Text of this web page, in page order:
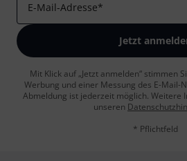
E-Mail-Adresse*
Jetzt
Mit Klick auf „Jetzt anmelden“ stimmen
Werbung und einer Messung des E-Mail-
Abmeldung ist jederzeit möglich. Weitere
unseren
* Pflichtfeld